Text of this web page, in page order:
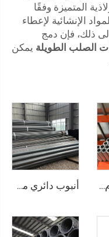
المتميزة وفقًا
الإنشائية لإعطاء
ذلك، فإن دمج
الصلب الطويلة يمكن
أنبوب ألومنيوم دائري وفق معايير JIS وASTM، أنبوب غير ملحوم أنبوب دائري من الصلب الكربوني، أنبوب أسود مدرفل على الساخن، ASTM AISI